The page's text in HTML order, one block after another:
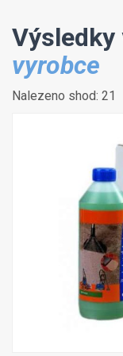
Výsledky
vyrobce
Nalezeno shod: 21